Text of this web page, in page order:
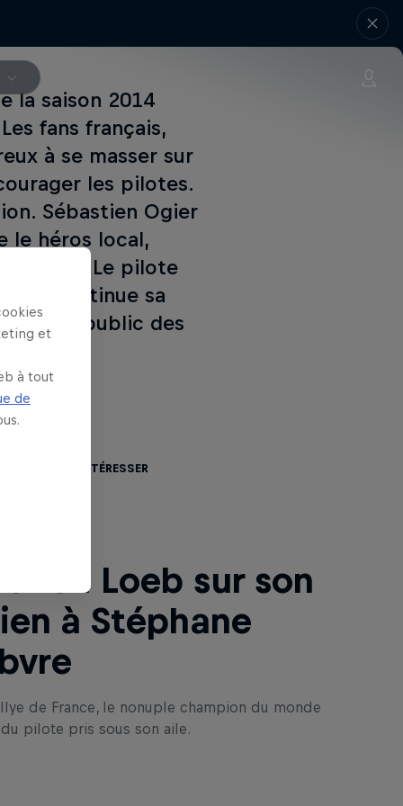
la saison 2014
fans français,
à se masser sur
les pilotes.
Sébastien Ogier
le héros local,
WRC. Le pilote
continue sa
à son public des
aussi vous intéresser
Loeb sur son
à Stéphane
de France, le nonuple champion du monde
pilote pris sous son aile.
et
à tout
de